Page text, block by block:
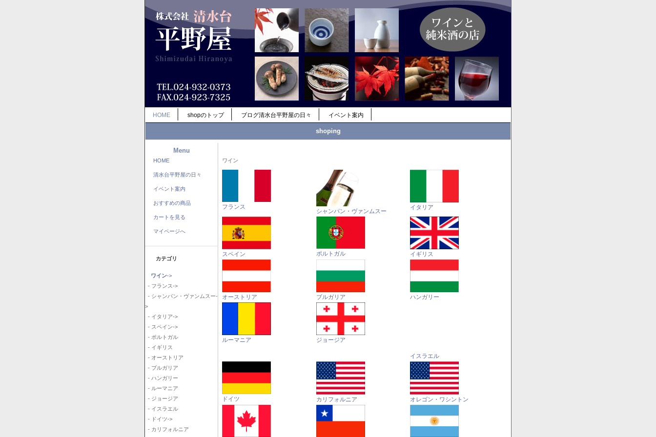
HOME shopのトップ ブログ清水台平野屋の日々 イベント案内
shoping
Menu
HOME
清水台平野屋の日々
イベント案内
おすすめの商品
カートを見る
マイページへ
カテゴリ
ワイン->
- フランス->
- シャンパン・ヴァンムスー-
>
- イタリア->
- スペイン->
- ポルトガル
- イギリス
- オーストリア
- ブルガリア
- ハンガリー
- ルーマニア
- ジョージア
- イスラエル
- ドイツ->
- カリフォルニア
ワイン
フランス
シャンパン・ヴァンムスー
イタリア
スペイン ポルトガル イギリス
オーストリア ブルガリア ハンガリー
ルーマニア ジョージア
イスラエル
ドイツ カリフォルニア オレゴン・ワシントン